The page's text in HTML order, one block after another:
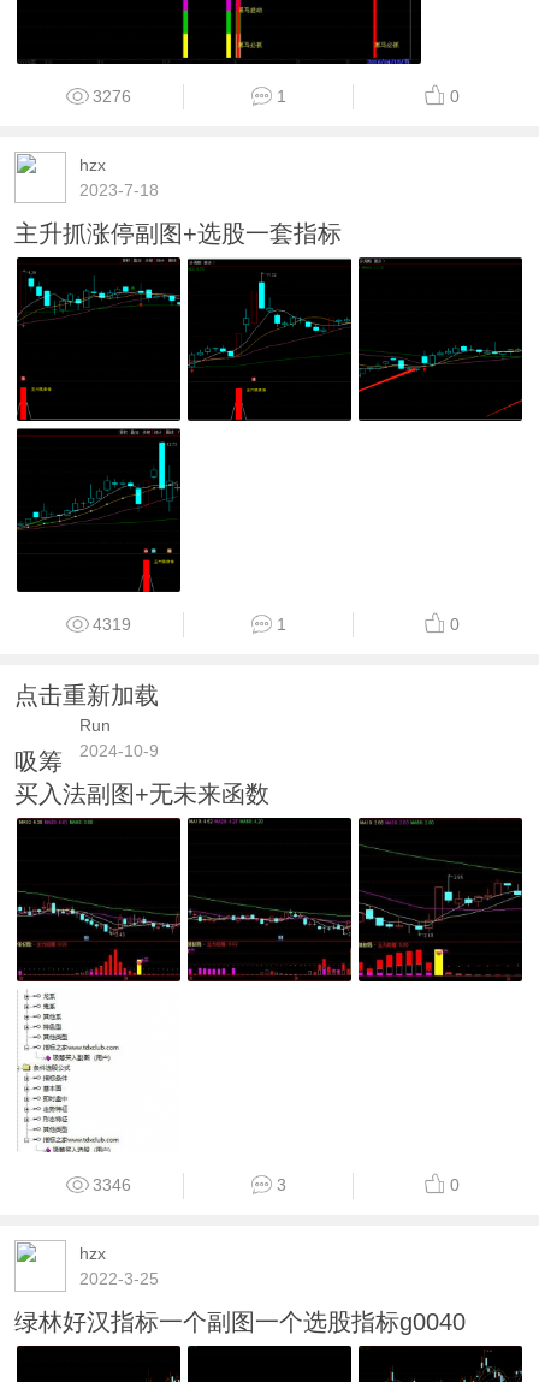
3276 1 0
hzx
2023-7-18
主升抓涨停副图+选股一套指标
4319 1 0
点击重新加载
Run
2024-10-9
吸筹
买入法副图+无未来函数
3346 3 0
hzx
2022-3-25
绿林好汉指标一个副图一个选股指标g0040